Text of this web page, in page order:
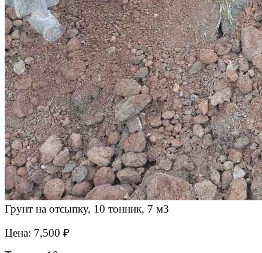
Грунт на отсыпку, 10 тонник, 7 м3
Цена: 7,500 ₽